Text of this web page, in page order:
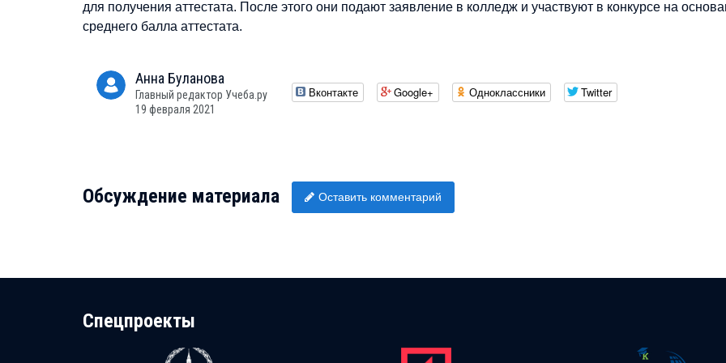
для получения аттестата. После этого они подают заявление в колледж и участвуют в конкурсе на
среднего балла аттестата.
Анна Буланова
Главный редактор Учеба.ру
19 февраля 2021
Вконтакте Google+ Одноклассники Twitter
Обсуждение материала Оставить комментарий
Cпецпроекты